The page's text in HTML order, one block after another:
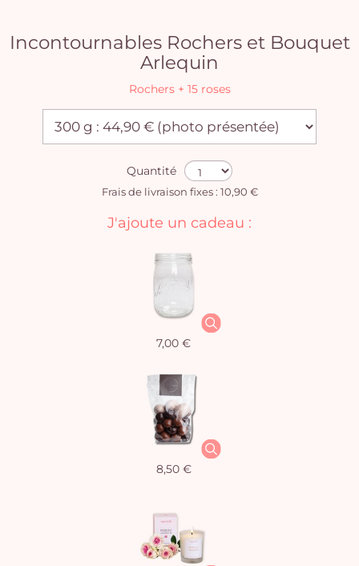
Incontournables Rochers et Bouquet
Arlequin
Rochers + 15 roses
Quantité
Frais de livraison fixes : 10,90 €
J'ajoute un cadeau :
7,00 €
8,50 €